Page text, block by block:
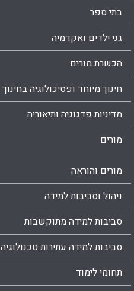
בתי ספר
גני ילדים ואקדמיה
הכשרת מורים
חינוך מיוחד ופסיכולוגיה בחינוך
מדיניות פדגוגיה ותיאוריה
מורים
מורים והוראה
ניהול וסביבות למידה
סביבות למידה מתוקשבות
סביבות למידה עתירות טכנולוגיה
תחומי לימוד